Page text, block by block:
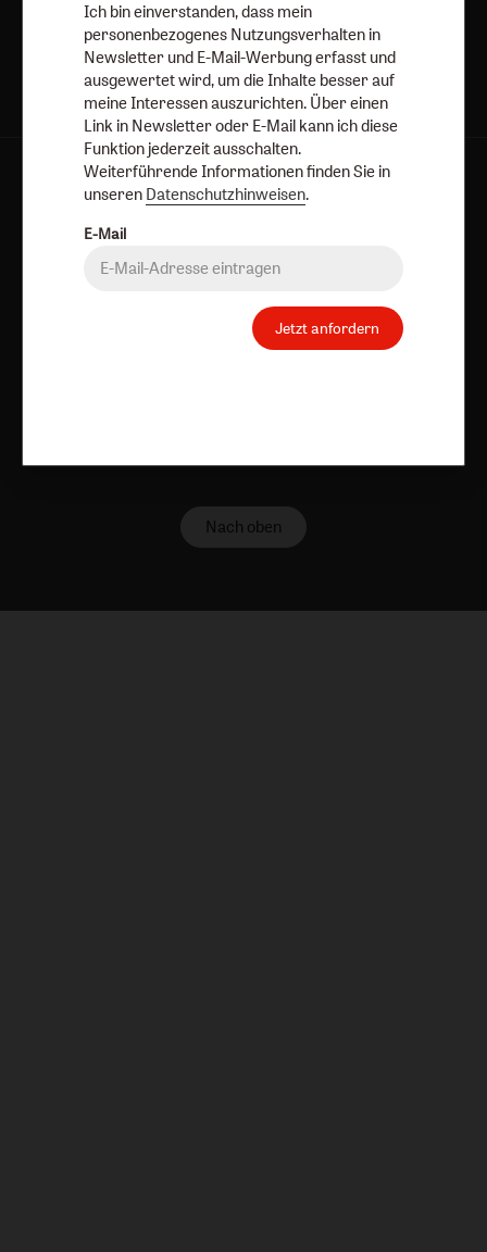
AGB und Widerrufsbelehrung
Datenschutz
Barrierefreiheit
Impressum
Vertrag widerrufen Abo online kündigen
Nach oben
Ich bin einverstanden, dass mein
personenbezogenes Nutzungsverhalten in
Newsletter und E-Mail-Werbung erfasst und
ausgewertet wird, um die Inhalte besser auf
meine Interessen auszurichten. Über einen
Link in Newsletter oder E-Mail kann ich diese
Funktion jederzeit ausschalten.
Weiterführende Informationen finden Sie in
unseren Datenschutzhinweisen.
E-Mail
Jetzt anfordern